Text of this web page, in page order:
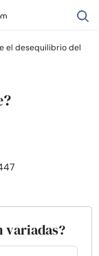
el desequilibrio del
variadas?